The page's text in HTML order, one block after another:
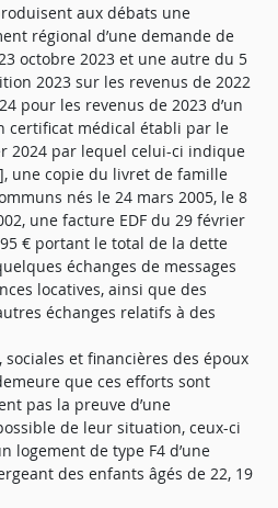
aux débats une
régional d’une demande de
octobre 2023 et une autre du 5
2023 sur les revenus de 2022
pour les revenus de 2023 d’un
certificat médical établi par le
2024 par lequel celui-ci indique
une copie du livret de famille
nés le 24 mars 2005, le 8
une facture EDF du 29 février
€ portant le total de la dette
échanges de messages
locatives, ainsi que des
échanges relatifs à des
et financières des époux
que ces efforts sont
pas la preuve d’une
de leur situation, ceux-ci
logement de type F4 d’une
des enfants âgés de 22, 19